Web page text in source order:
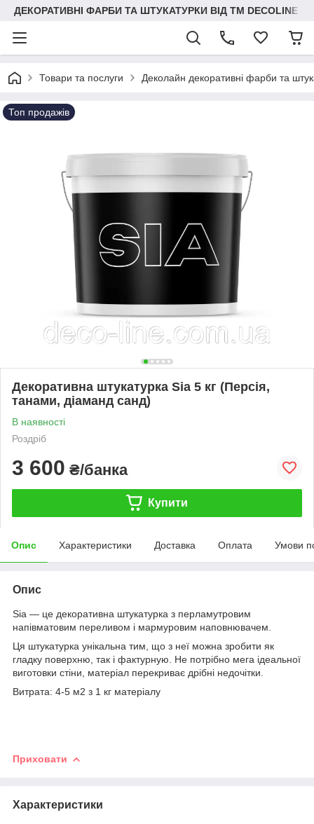
ДЕКОРАТИВНІ ФАРБИ ТА ШТУКАТУРКИ ВІД ТМ DECOLINE
Товари та послуги Деколайн декоративні фарби та
Топ продажів
Декоративна штукатурка Sia 5 кг (Персія,
танами, діаманд санд)
В наявності
Роздріб
3 600 ₴/банка
Купити
Опис Характеристики Доставка Оплата Умови
Опис
Sia — це декоративна штукатурка з перламутровим
напівматовим переливом і мармуровим наповнювачем.
Ця штукатурка унікальна тим, що з неї можна зробити як
гладку поверхню, так і фактурную. Не потрібно мега ідеальної
виготовки стіни, матеріал перекриває дрібні недочітки.
Витрата: 4-5 м2 з 1 кг матеріалу
Приховати
Характеристики